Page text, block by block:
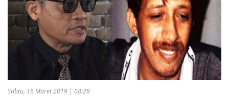
Sabtu, 16 Maret 2019 | 08:28